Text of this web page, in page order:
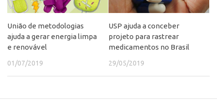
União de metodologias
ajuda a gerar energia limpa
e renovável
01/07/2019
USP ajuda a conceber
projeto para rastrear
medicamentos no Brasil
29/05/2019